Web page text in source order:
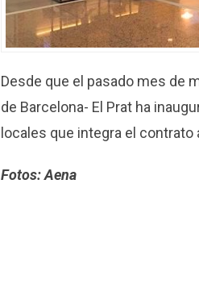
Desde que el pasado mes de
de Barcelona- El Prat ha
locales que integra el contrato
Fotos: Aena